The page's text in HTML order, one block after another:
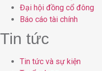
Đại hội đồng cổ đông
Báo cáo tài chính
Tin tức
Tin tức và sự kiện